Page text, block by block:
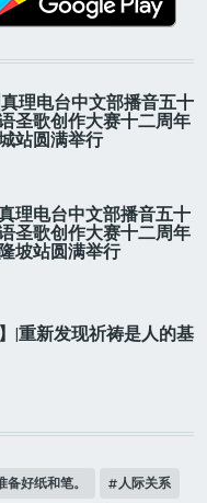
真理电台中文部播音五十
圣歌创作大赛十二周年
站圆满举行
理电台中文部播音五十
圣歌创作大赛十二周年
坡站圆满举行
|重新发现祈祷是人的基
好纸和笔。 人际关系